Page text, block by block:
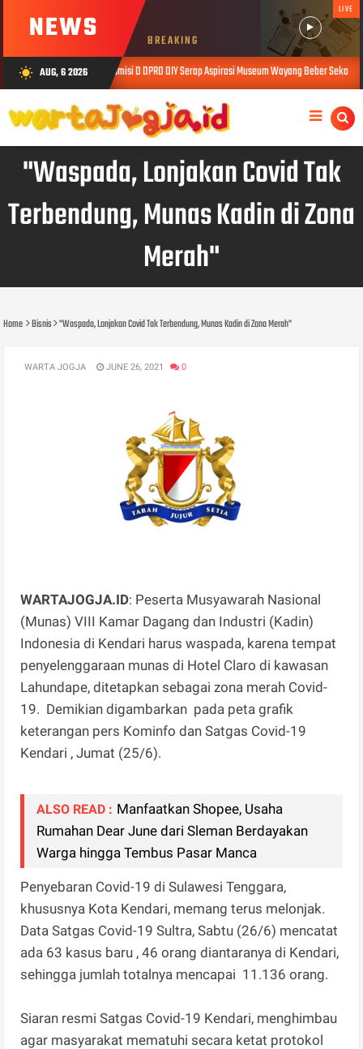
NEWS BREAKING
LIVE
wb_sunny AUG, 6 2026
AUG 05, 2026 Komisi D DPRD DIY Serap Aspirasi Museum Wayang Beber Sekartaji, Raperda
"Waspada, Lonjakan Covid Tak
Terbendung, Munas Kadin di Zona
Merah"
Home Bisnis "Waspada, Lonjakan Covid Tak Terbendung, Munas Kadin di Zona Merah"
WARTA JOGJA JUNE 26, 2021 0
WARTAJOGJA.ID: Peserta Musyawarah Nasional
(Munas) VIII Kamar Dagang dan Industri (Kadin)
Indonesia di Kendari harus waspada, karena tempat
penyelenggaraan munas di Hotel Claro di kawasan
Lahundape, ditetapkan sebagai zona merah Covid-
19. Demikian digambarkan pada peta grafik
keterangan pers Kominfo dan Satgas Covid-19
Kendari , Jumat (25/6).
ALSO READ : Manfaatkan Shopee, Usaha
Rumahan Dear June dari Sleman Berdayakan
Warga hingga Tembus Pasar Manca
Penyebaran Covid-19 di Sulawesi Tenggara,
khususnya Kota Kendari, memang terus melonjak.
Data Satgas Covid-19 Sultra, Sabtu (26/6) mencatat
ada 63 kasus baru , 46 orang diantaranya di Kendari,
sehingga jumlah totalnya mencapai 11.136 orang.
Siaran resmi Satgas Covid-19 Kendari, menghimbau
agar masyarakat mematuhi secara ketat protokol